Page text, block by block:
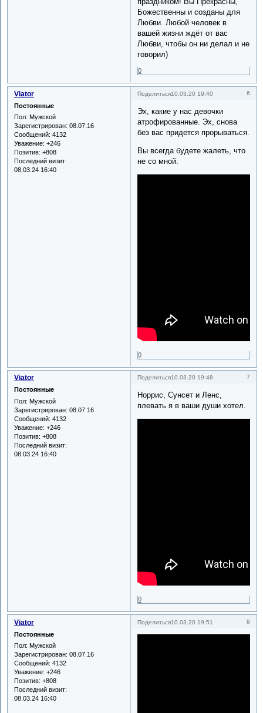
Божественны и созданы для
Любви. Любой человек в
вашей жизни ждёт от вас
Любви, чтобы он ни делал и не
говорил)
0
Поделиться 6
10.03.20 19:40
Viator
Постоянные
Пол: Мужской
Зарегистрирован: 08.07.16
Сообщений: 4132
Уважение: +246
Позитив: +808
Последний визит:
08.03.24 16:40
Эх, какие у нас девочки
атрофированные. Эх, снова
без вас придется прорываться.
Вы всегда будете жалеть, что
не со мной.
0
Поделиться 7
10.03.20 19:48
Viator
Постоянные
Пол: Мужской
Зарегистрирован: 08.07.16
Сообщений: 4132
Уважение: +246
Позитив: +808
Последний визит:
08.03.24 16:40
Норрис, Сунсет и Ленс,
плевать я в ваши души хотел.
0
Поделиться 8
10.03.20 19:51
Viator
Постоянные
Пол: Мужской
Зарегистрирован: 08.07.16
Сообщений: 4132
Уважение: +246
Позитив: +808
Последний визит:
08.03.24 16:40